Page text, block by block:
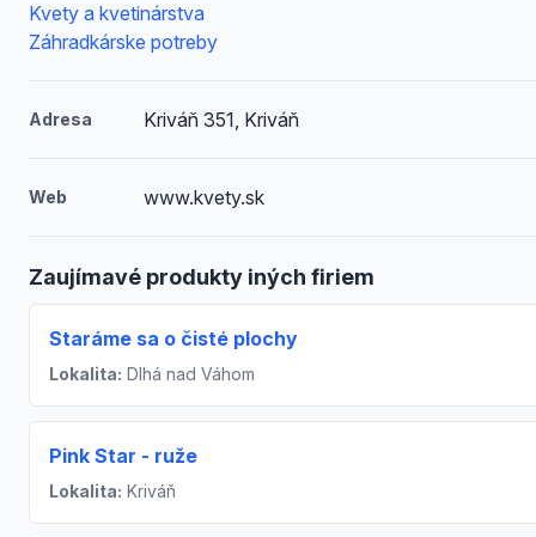
Kvety a kvetinárstva
Záhradkárske potreby
Adresa Kriváň 351, Kriváň
Web www.kvety.sk
Zaujímavé produkty iných firiem
Staráme sa o čisté plochy
Lokalita: Dlhá nad Váhom
Pink Star - ruže
Lokalita: Kriváň